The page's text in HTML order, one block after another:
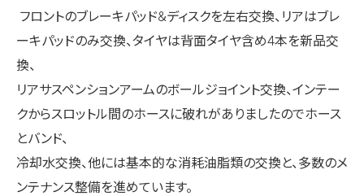
フロントのブレーキパッド&ディスクを左右交換、リアはブレ
ーキパッドのみ交換、タイヤは背面タイヤ含め4本を新品交
換、
リアサスペンションアームのボールジョイント交換、インテー
クからスロットル間のホースに破れがありましたのでホース
とバンド、
冷却水交換、他には基本的な消耗油脂類の交換と、多数のメ
ンテナンス整備を進めています。